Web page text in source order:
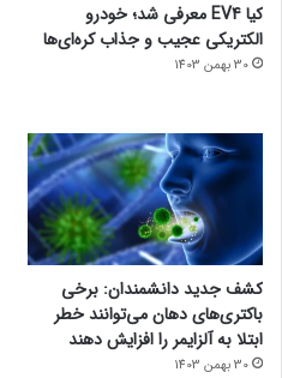
کیا EV4 معرفی شد؛ خودرو
الکتریکی عجیب و جذاب کره‌ای‌ها
30 بهمن 1403
کشف جدید دانشمندان: برخی
باکتری‌های دهان می‌توانند خطر
ابتلا به آلزایمر را افزایش دهند
30 بهمن 1403